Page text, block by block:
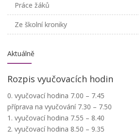
Práce žáků
Ze školní kroniky
Aktuálně
Rozpis vyučovacích hodin
0. vyučovací hodina 7.00 – 7.45
příprava na vyučování 7.30 – 7.50
1. vyučovací hodina 7.55 – 8.40
2. vyučovací hodina 8.50 – 9.35